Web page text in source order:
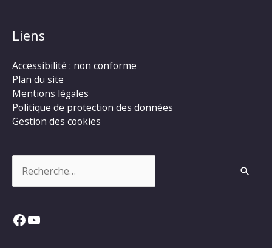
Liens
Accessibilité : non conforme
Plan du site
Mentions légales
Politique de protection des données
Gestion des cookies
Facebook
YouTube